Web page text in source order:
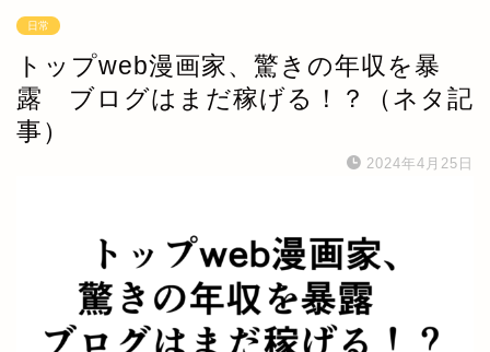
日常
トップweb漫画家、驚きの年収を暴
露 ブログはまだ稼げる！？（ネタ記
事）
2024年4月25日